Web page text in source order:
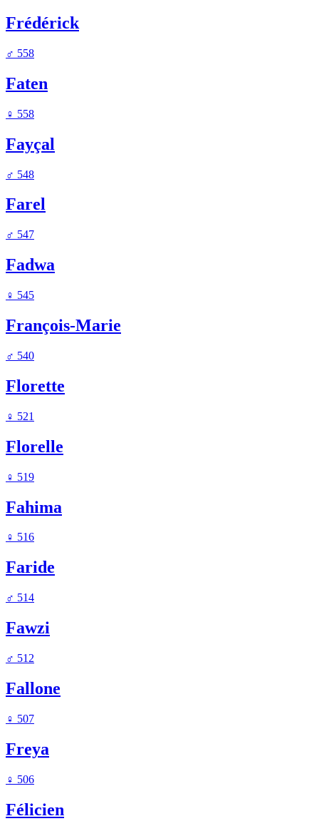
Frédérick
♂ 558
Faten
♀ 558
Fayçal
♂ 548
Farel
♂ 547
Fadwa
♀ 545
François-Marie
♂ 540
Florette
♀ 521
Florelle
♀ 519
Fahima
♀ 516
Faride
♂ 514
Fawzi
♂ 512
Fallone
♀ 507
Freya
♀ 506
Félicien